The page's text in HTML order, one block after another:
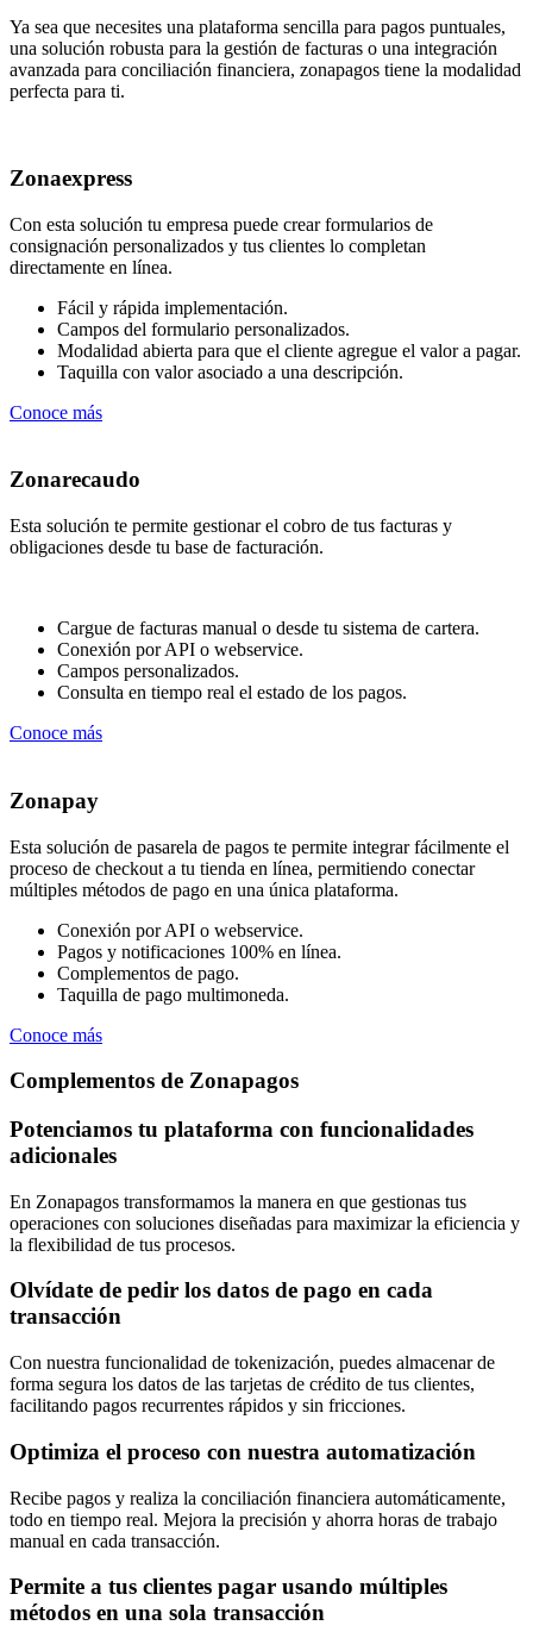
Ya sea que necesites una plataforma sencilla para pagos puntuales,
una solución robusta para la gestión de facturas o una integración
avanzada para conciliación financiera, zonapagos tiene la modalidad
perfecta para ti.
Zonaexpress
Con esta solución tu empresa puede crear formularios de
consignación personalizados y tus clientes lo completan
directamente en línea.
Fácil y rápida implementación.
Campos del formulario personalizados.
Modalidad abierta para que el cliente agregue el valor a pagar.
Taquilla con valor asociado a una descripción.
Conoce más
Zonarecaudo
Esta solución te permite gestionar el cobro de tus facturas y
obligaciones desde tu base de facturación.
Cargue de facturas manual o desde tu sistema de cartera.
Conexión por API o webservice.
Campos personalizados.
Consulta en tiempo real el estado de los pagos.
Conoce más
Zonapay
Esta solución de pasarela de pagos te permite integrar fácilmente el
proceso de checkout a tu tienda en línea, permitiendo conectar
múltiples métodos de pago en una única plataforma.
Conexión por API o webservice.
Pagos y notificaciones 100% en línea.
Complementos de pago.
Taquilla de pago multimoneda.
Conoce más
Complementos de Zonapagos
Potenciamos tu plataforma con funcionalidades
adicionales
En Zonapagos transformamos la manera en que gestionas tus
operaciones con soluciones diseñadas para maximizar la eficiencia y
la flexibilidad de tus procesos.
Olvídate de pedir los datos de pago en cada
transacción
Con nuestra funcionalidad de tokenización, puedes almacenar de
forma segura los datos de las tarjetas de crédito de tus clientes,
facilitando pagos recurrentes rápidos y sin fricciones.
Optimiza el proceso con nuestra automatización
Recibe pagos y realiza la conciliación financiera automáticamente,
todo en tiempo real. Mejora la precisión y ahorra horas de trabajo
manual en cada transacción.
Permite a tus clientes pagar usando múltiples
métodos en una sola transacción